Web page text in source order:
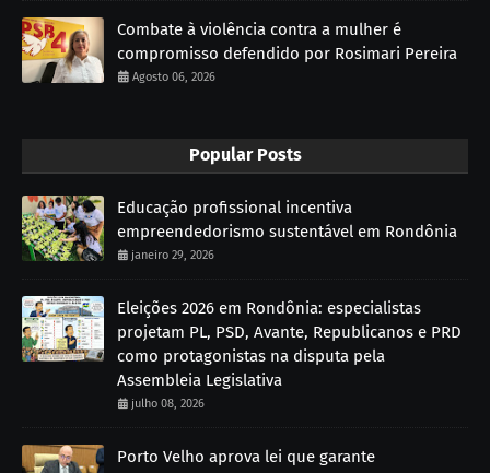
Combate à violência contra a mulher é
compromisso defendido por Rosimari Pereira
Agosto 06, 2026
Popular Posts
Educação profissional incentiva
empreendedorismo sustentável em Rondônia
janeiro 29, 2026
Eleições 2026 em Rondônia: especialistas
projetam PL, PSD, Avante, Republicanos e PRD
como protagonistas na disputa pela
Assembleia Legislativa
julho 08, 2026
Porto Velho aprova lei que garante